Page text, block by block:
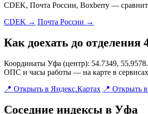
CDEK, Почта России, Boxberry —
CDEK → Почта России →
Как доехать до отделения
Координаты Уфа (центр): 54.7349,
ОПС и часы работы — на карте в
📍 Открыть в Яндекс.Картах 📍 Открыть
Соседние индексы в Уфа